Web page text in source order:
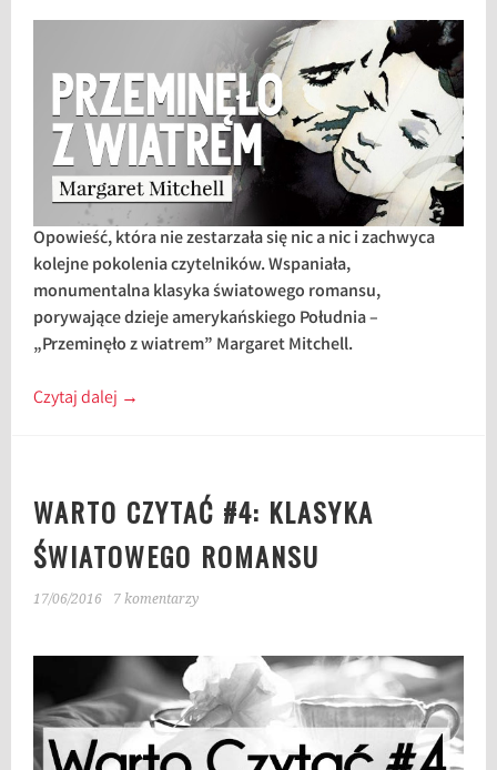
Opowieść, która nie zestarzała się nic a nic i zachwyca
kolejne pokolenia czytelników. Wspaniała,
monumentalna klasyka światowego romansu,
porywające dzieje amerykańskiego Południa –
„Przeminęło z wiatrem” Margaret Mitchell.
Czytaj dalej →
WARTO CZYTAĆ #4: KLASYKA
ŚWIATOWEGO ROMANSU
17/06/2016 7 komentarzy